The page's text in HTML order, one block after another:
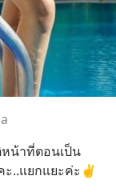
น้าที่ตอนเป็น
ะ..แยกแยะค่ะ✌